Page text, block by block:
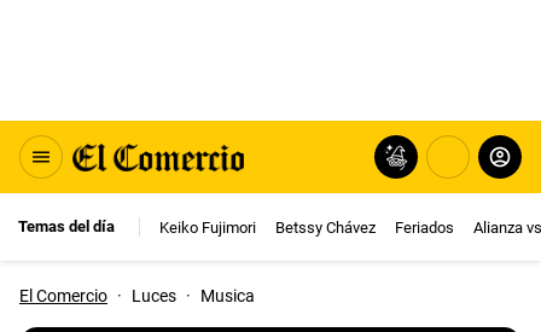
Temas del día Keiko Fujimori Betssy Chávez Feriados Alianza
El Comercio · Luces · Musica